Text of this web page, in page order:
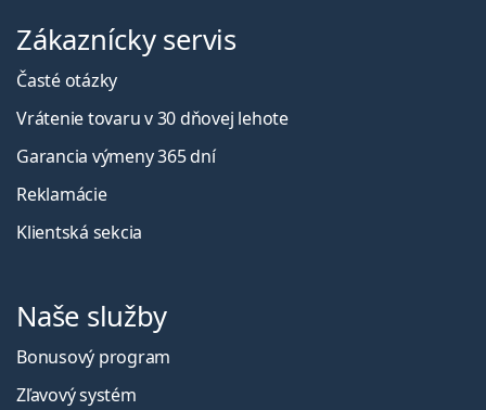
Zákaznícky servis
Časté otázky
Vrátenie tovaru v 30 dňovej lehote
Garancia výmeny 365 dní
Reklamácie
Klientská sekcia
Naše služby
Bonusový program
Zľavový systém